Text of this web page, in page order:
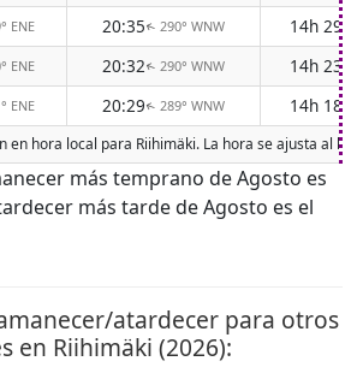
ENE 20:35↑ 290° WNW
14h 29m
ENE 20:32↑ 290° WNW
14h 23m
ENE 20:29↑ 289° WNW 14h 18m
en hora local para Riihimäki. La hora se ajusta al
más temprano de Agosto es
más tarde de Agosto es el
atardecer para otros
en Riihimäki (2026):